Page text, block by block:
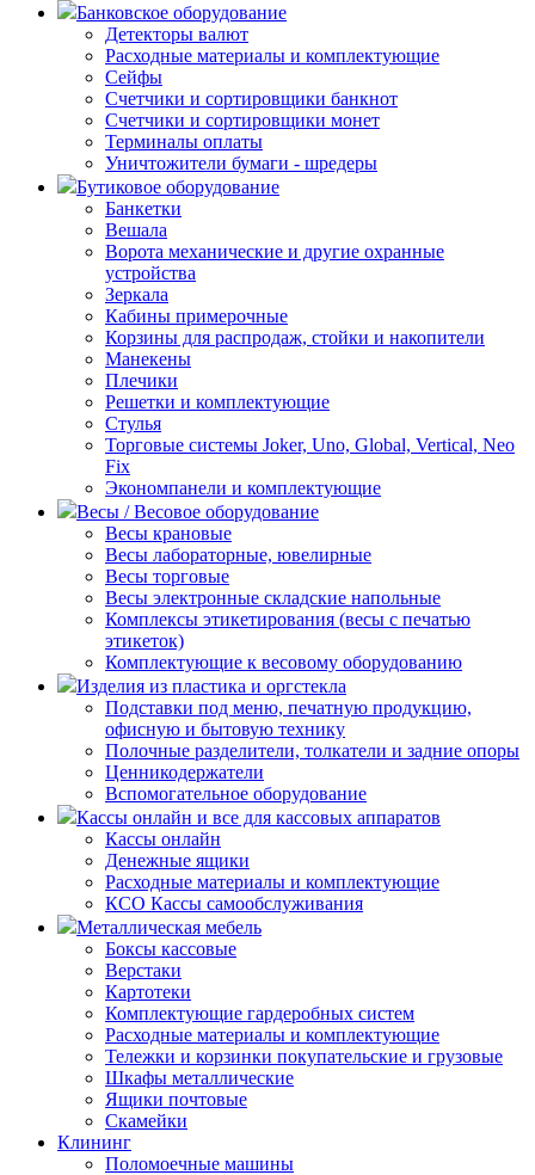
Банковское оборудование
Детекторы валют
Расходные материалы и комплектующие
Сейфы
Счетчики и сортировщики банкнот
Счетчики и сортировщики монет
Терминалы оплаты
Уничтожители бумаги - шредеры
Бутиковое оборудование
Банкетки
Вешала
Ворота механические и другие охранные
устройства
Зеркала
Кабины примерочные
Корзины для распродаж, стойки и накопители
Манекены
Плечики
Решетки и комплектующие
Стулья
Торговые системы Joker, Uno, Global, Vertical, Neo
Fix
Экономпанели и комплектующие
Весы / Весовое оборудование
Весы крановые
Весы лабораторные, ювелирные
Весы торговые
Весы электронные складские напольные
Комплексы этикетирования (весы с печатью
этикеток)
Комплектующие к весовому оборудованию
Изделия из пластика и оргстекла
Подставки под меню, печатную продукцию,
офисную и бытовую технику
Полочные разделители, толкатели и задние опоры
Ценникодержатели
Вспомогательное оборудование
Кассы онлайн и все для кассовых аппаратов
Кассы онлайн
Денежные ящики
Расходные материалы и комплектующие
КСО Кассы самообслуживания
Металлическая мебель
Боксы кассовые
Верстаки
Картотеки
Комплектующие гардеробных систем
Расходные материалы и комплектующие
Тележки и корзинки покупательские и грузовые
Шкафы металлические
Ящики почтовые
Скамейки
Клининг
Поломоечные машины